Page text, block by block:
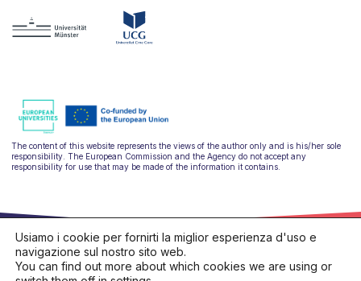
The content of this website represents the views of the author only and is his/her sole
responsibility. The European Commission and the Agency do not accept any
responsibility for use that may be made of the information it contains.
Usiamo i cookie per fornirti la miglior esperienza d'uso e
navigazione sul nostro sito web.
You can find out more about which cookies we are using or